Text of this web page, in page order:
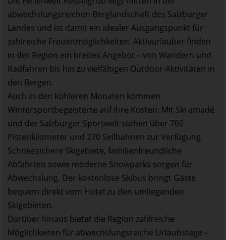
abwechslungsreichen Berglandschaft des Salzburger
Landes und ist damit ein idealer Ausgangspunkt für
zahlreiche Freizeitmöglichkeiten. Aktivurlauber finden
in der Region ein breites Angebot – von Wandern und
Radfahren bis hin zu vielfältigen Outdoor-Aktivitäten in
den Bergen.
Auch in den kühleren Monaten kommen
Wintersportbegeisterte auf ihre Kosten: Mit Ski amadé
und der Salzburger Sportwelt stehen über 760
Pistenkilometer und 270 Seilbahnen zur Verfügung.
Schneesichere Skigebiete, familienfreundliche
Abfahrten sowie moderne Snowparks sorgen für
Abwechslung. Der kostenlose Skibus bringt Gäste
bequem direkt vom Hotel zu den umliegenden
Skigebieten.
Darüber hinaus bietet die Region zahlreiche
Möglichkeiten für abwechslungsreiche Urlaubstage –